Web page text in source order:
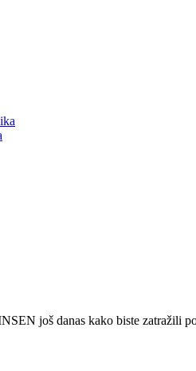
još danas kako biste zatražili